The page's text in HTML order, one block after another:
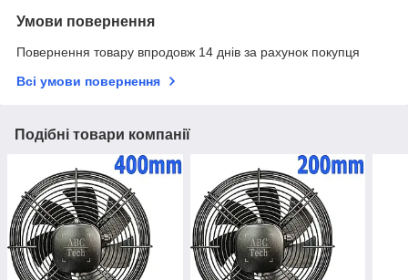
Умови повернення
Повернення товару впродовж 14 днів за рахунок покупця
Всі умови повернення
Подібні товари компанії